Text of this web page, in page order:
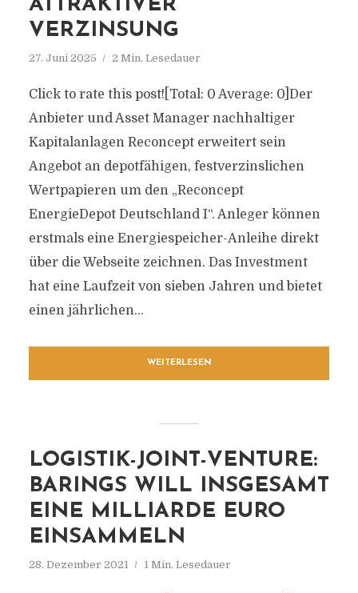
ATTRAKTIVER
VERZINSUNG
27. Juni 2025 2 Min. Lesedauer
Click to rate this post![Total: 0 Average: 0]Der
Anbieter und Asset Manager nachhaltiger
Kapitalanlagen Reconcept erweitert sein
Angebot an depotfähigen, festverzinslichen
Wertpapieren um den „Reconcept
EnergieDepot Deutschland I“. Anleger können
erstmals eine Energiespeicher-Anleihe direkt
über die Webseite zeichnen. Das Investment
hat eine Laufzeit von sieben Jahren und bietet
einen jährlichen...
WEITERLESEN
LOGISTIK-JOINT-VENTURE:
BARINGS WILL INSGESAMT
EINE MILLIARDE EURO
EINSAMMELN
28. Dezember 2021 1 Min. Lesedauer